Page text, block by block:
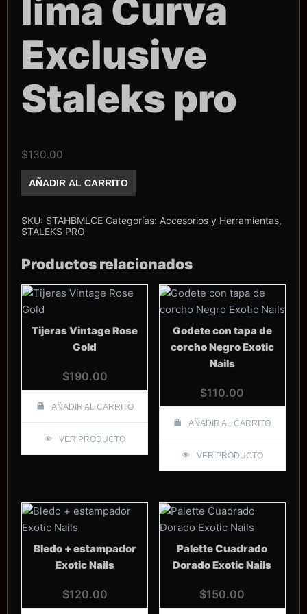
lima Curva
Exclusive
Staleks pro
$130.00
de
Metal
lima
Curva
Exclusive
pro
cantidad
AÑADIR AL CARRITO
SKU: STAHBMLCE Categorías: Accesorios y Herramientas,
STALEKS PRO
Productos relacionados
Tijeras Vintage Rose
Gold
$190.00
AÑADIR AL CARRITO
VER PRODUCTO
Godete con tapa de
corcho Negro Exotic
Nails
$110.00
AÑADIR AL CARRITO
VER PRODUCTO
Bledo + estampador
Exotic Nails
$120.00
Palette Cuadrado
Dorado Exotic Nails
$150.00